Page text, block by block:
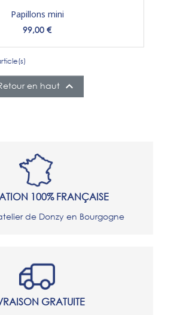
Papillons mini
Prix
99,00 €
en haut 
100% FRANÇAISE
de Donzy en Bourgogne
GRATUITE